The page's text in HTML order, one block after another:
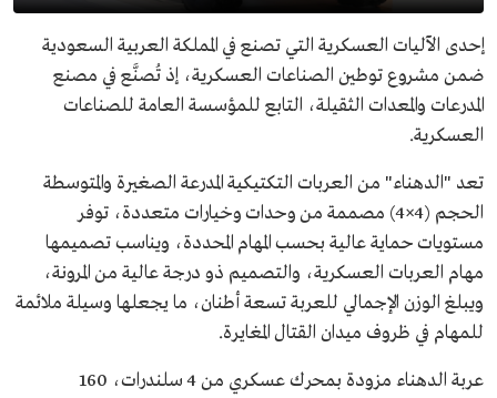
إحدى الآليات العسكرية التي تصنع في المملكة العربية السعودية
ضمن مشروع توطين الصناعات العسكرية، إذ تُصنَّع في مصنع
المدرعات والمعدات الثقيلة، التابع للمؤسسة العامة للصناعات
العسكرية.
تعد "الدهناء" من العربات التكتيكية المدرعة الصغيرة والمتوسطة
الحجم (4×4) مصممة من وحدات وخيارات متعددة، توفر
مستويات حماية عالية بحسب المهام المحددة، ويناسب تصميمها
مهام العربات العسكرية، والتصميم ذو درجة عالية من المرونة،
ويبلغ الوزن الإجمالي للعربة تسعة أطنان، ما يجعلها وسيلة ملائمة
للمهام في ظروف ميدان القتال المغايرة.
عربة الدهناء مزودة بمحرك عسكري من 4 سلندرات، 160